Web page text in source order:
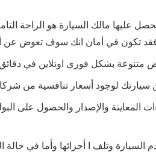
عليها مالك السيارة هو الراحة
فقد تكون في أمان انك سوف تعوض
بشكل فوري اونلاين في
سيارتك لوجود أسعار تنافسية من
المعاينة والإصدار والحصول على
السيارة وتلف ا أجزائها وأما في